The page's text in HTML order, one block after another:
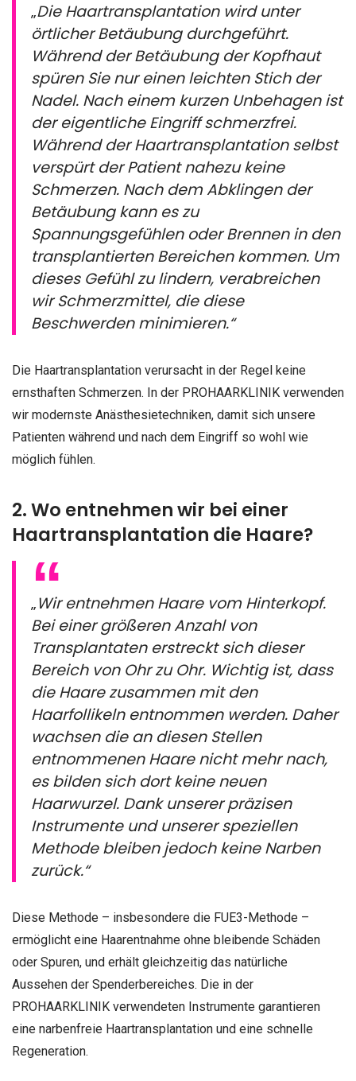
„Die Haartransplantation wird unter
örtlicher Betäubung durchgeführt.
Während der Betäubung der Kopfhaut
spüren Sie nur einen leichten Stich der
Nadel. Nach einem kurzen Unbehagen ist
der eigentliche Eingriff schmerzfrei.
Während der Haartransplantation selbst
verspürt der Patient nahezu keine
Schmerzen. Nach dem Abklingen der
Betäubung kann es zu
Spannungsgefühlen oder Brennen in den
transplantierten Bereichen kommen. Um
dieses Gefühl zu lindern, verabreichen
wir Schmerzmittel, die diese
Beschwerden minimieren.“
Die Haartransplantation verursacht in der Regel keine
ernsthaften Schmerzen. In der PROHAARKLINIK verwenden
wir modernste Anästhesietechniken, damit sich unsere
Patienten während und nach dem Eingriff so wohl wie
möglich fühlen.
2. Wo entnehmen wir bei einer
Haartransplantation die Haare?
„Wir entnehmen Haare vom Hinterkopf.
Bei einer größeren Anzahl von
Transplantaten erstreckt sich dieser
Bereich von Ohr zu Ohr. Wichtig ist, dass
die Haare zusammen mit den
Haarfollikeln entnommen werden. Daher
wachsen die an diesen Stellen
entnommenen Haare nicht mehr nach,
es bilden sich dort keine neuen
Haarwurzel. Dank unserer präzisen
Instrumente und unserer speziellen
Methode bleiben jedoch keine Narben
zurück.“
Diese Methode – insbesondere die FUE3-Methode –
ermöglicht eine Haarentnahme ohne bleibende Schäden
oder Spuren, und erhält gleichzeitig das natürliche
Aussehen der Spenderbereiches. Die in der
PROHAARKLINIK verwendeten Instrumente garantieren
eine narbenfreie Haartransplantation und eine schnelle
Regeneration.